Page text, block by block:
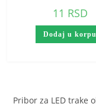
11 RSD
Dodaj u korpu
Pribor za LED trake